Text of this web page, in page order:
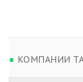
● КОМПАНИИ